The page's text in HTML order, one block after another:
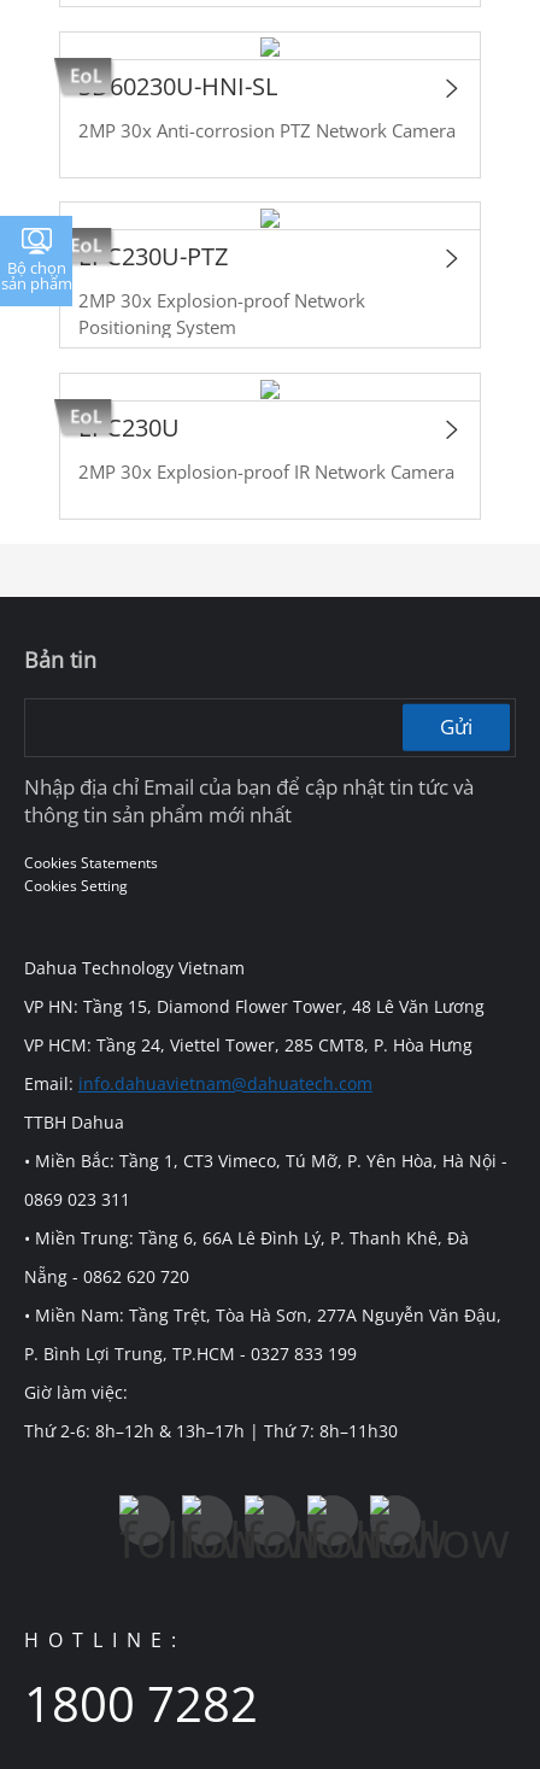
SD60230U-HNI-SL
2MP 30x Anti-corrosion PTZ Network Camera
EPC230U-PTZ
2MP 30x Explosion-proof Network
Positioning System
EPC230U
2MP 30x Explosion-proof IR Network Camera
Bộ chọn
sản phẩm
Bản tin
Gửi
Nhập địa chỉ Email của bạn để cập nhật tin tức và
thông tin sản phẩm mới nhất
Cookies Statements
Cookies Setting
Dahua Technology Vietnam
VP HN: Tầng 15, Diamond Flower Tower, 48 Lê Văn Lương
VP HCM: Tầng 24, Viettel Tower, 285 CMT8, P. Hòa Hưng
Email: info.dahuavietnam@dahuatech.com
TTBH Dahua
• Miền Bắc: Tầng 1, CT3 Vimeco, Tú Mỡ, P. Yên Hòa, Hà Nội -
0869 023 311
• Miền Trung: Tầng 6, 66A Lê Đình Lý, P. Thanh Khê, Đà
Nẵng - 0862 620 720
• Miền Nam: Tầng Trệt, Tòa Hà Sơn, 277A Nguyễn Văn Đậu,
P. Bình Lợi Trung, TP.HCM - 0327 833 199
Giờ làm việc:
Thứ 2-6: 8h–12h & 13h–17h | Thứ 7: 8h–11h30
HOTLINE:
1800 7282